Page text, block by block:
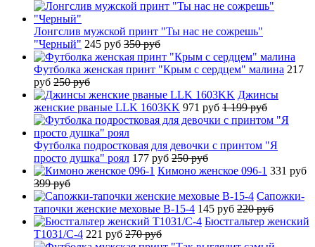
Лонгслив мужской принт "Ты нас не сожрешь"
"Черный" 245 руб 350 руб
Футболка женская принт "Крым с сердцем" малина 217
руб 250 руб
Джинсы
женские рваные LLK 1603KK 971 руб 1 199 руб
Футболка подростковая для девочки с принтом "Я
просто душка" роял 177 руб 250 руб
Кимоно женское 096-1 331 руб
399 руб
Сапожки-
тапочки женские меховые B-15-4 145 руб 220 руб
Бюстгальтер женский
T1031/C-4 221 руб 270 руб